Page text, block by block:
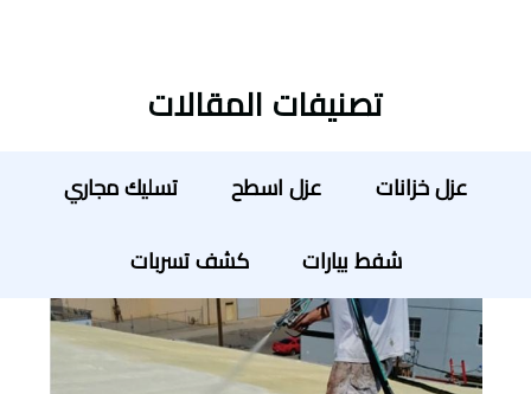
تصنيفات المقالات
عزل خزانات عزل اسطح تسليك مجاري
شفط بيارات كشف تسربات